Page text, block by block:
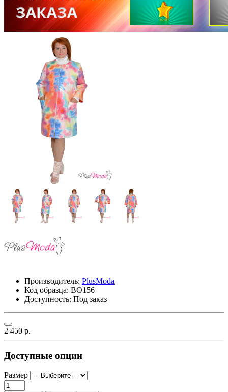
Производитель: PlusModa
Код образца: ВО156
Доступность: Под заказ
2 450 р.
Доступные опции
Размер